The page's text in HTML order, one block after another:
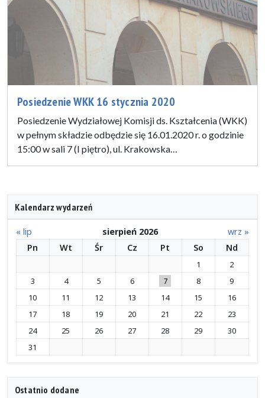
Posiedzenie WKK 16 stycznia 2020
Posiedzenie Wydziałowej Komisji ds. Kształcenia (WKK)
w pełnym składzie odbędzie się 16.01.2020 r. o godzinie
15:00 w sali 7 (I piętro), ul. Krakowska…
Kalendarz wydarzeń
« lip sierpień 2026
wrz »
Pn
Wt Śr Cz Pt So Nd
1
2
3
4 5 6 7 8
9
10
11 12 13 14 15
16
17
18 19 20 21 22
23
24
25 26 27 28 29
30
31
Ostatnio dodane